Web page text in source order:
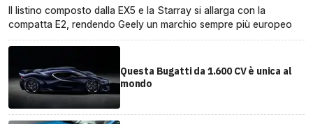
Il listino composto dalla EX5 e la Starray si allarga con la
compatta E2, rendendo Geely un marchio sempre più europeo
Questa Bugatti da 1.600 CV è unica al
mondo